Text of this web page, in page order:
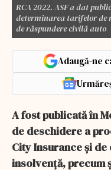
RCA 2022. ASF a dat
determinarea tarifelor de
de răspundere civilă auto
Adaugă-ne
A fost publicată în
de deschidere a
City Insurance și
insolvență, precum